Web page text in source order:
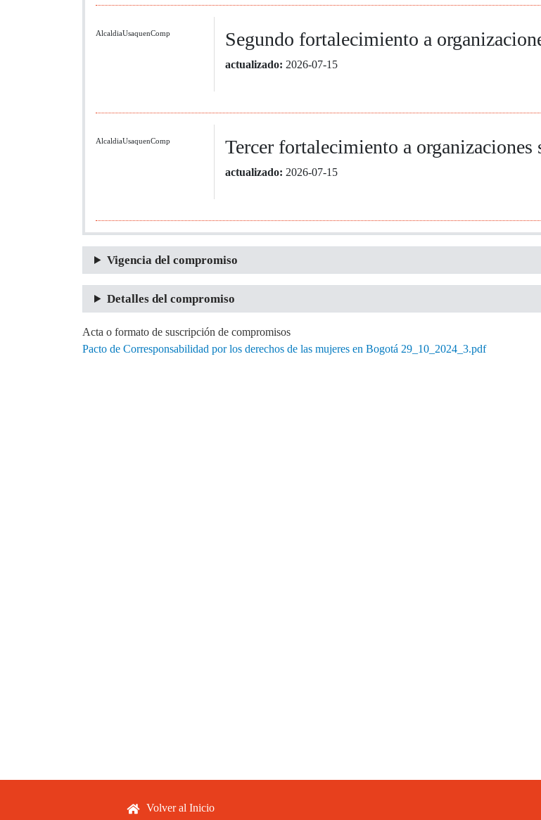
AlcaldiaUsaquenComp Segundo fortalecimiento a
actualizado: 2026-07-15
AlcaldiaUsaquenComp Tercer fortalecimiento a organizaciones
actualizado: 2026-07-15
Vigencia del compromiso
Detalles del compromiso
Acta o formato de suscripción de compromisos
Pacto de Corresponsabilidad por los derechos de las mujeres en Bogotá 29_10_2024_3.pdf
Footer menu
Volver al Inicio